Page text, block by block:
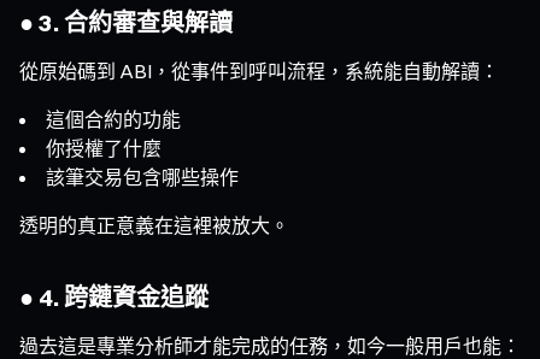
● 3. 合約審查與解讀
從原始碼到 ABI，從事件到呼叫流程，系統能自動解讀：
這個合約的功能
你授權了什麼
該筆交易包含哪些操作
透明的真正意義在這裡被放大。
● 4. 跨鏈資金追蹤
過去這是專業分析師才能完成的任務，如今一般用戶也能：